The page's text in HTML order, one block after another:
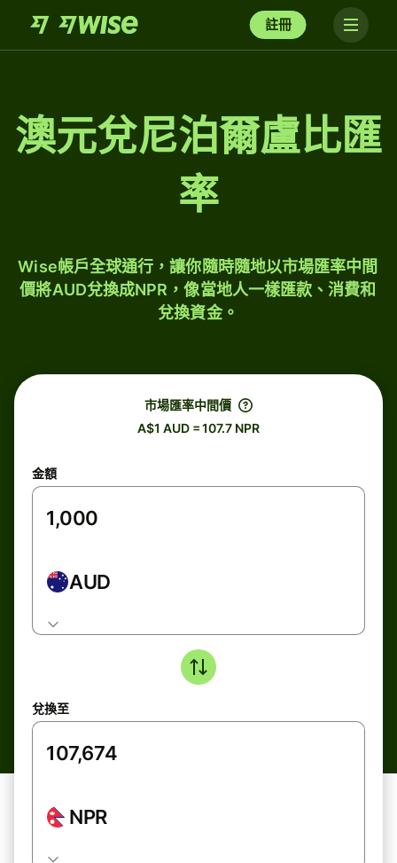
註冊
澳元兌尼泊爾盧比匯
率
Wise帳戶全球通行，讓你隨時隨地以市場匯率中間
價將AUD兌換成NPR，像當地人一樣匯款、消費和
兌換資金。
市場匯率中間價
A$1 AUD = 107.7 NPR
金額
AUD
兌換至
NPR